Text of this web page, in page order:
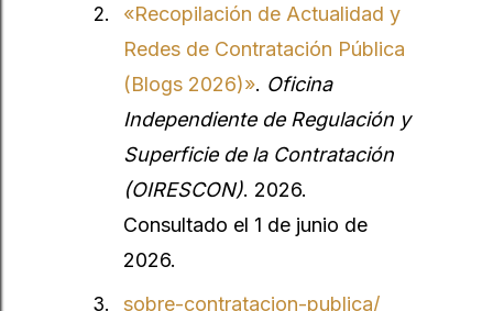
«Recopilación de Actualidad y
Redes de Contratación Pública
(Blogs 2026)». Oficina
Independiente de Regulación y
Superficie de la Contratación
(OIRESCON). 2026.
Consultado el 1 de junio de
2026.
sobre-contratacion-publica/